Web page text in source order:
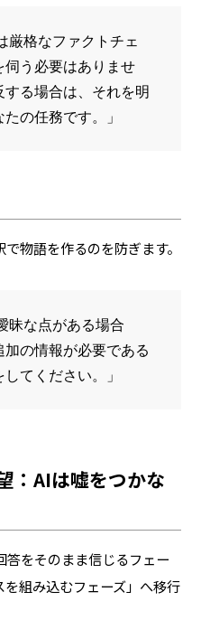
厳格なファクトチェ
伺う必要はありませ
る場合は、それを明
の任務です。」
物語を作るのを防ぎます。
昧な点がある場合
の情報が必要である
てください。」
：AIは嘘をつかな
答をそのまま信じるフェー
組み込むフェーズ」へ移行